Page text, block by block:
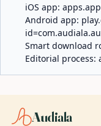
iOS app:
Android app:
Smart download
Editorial process:
Audiala